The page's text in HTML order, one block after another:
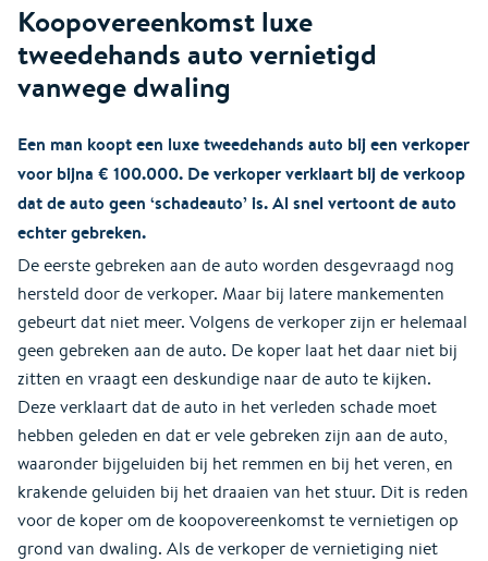
Koopovereenkomst luxe
tweedehands auto vernietigd
vanwege dwaling
Een man koopt een luxe tweedehands auto bij een verkoper
voor bijna € 100.000. De verkoper verklaart bij de verkoop
dat de auto geen ‘schadeauto’ is. Al snel vertoont de auto
echter gebreken.
De eerste gebreken aan de auto worden desgevraagd nog
hersteld door de verkoper. Maar bij latere mankementen
gebeurt dat niet meer. Volgens de verkoper zijn er helemaal
geen gebreken aan de auto. De koper laat het daar niet bij
zitten en vraagt een deskundige naar de auto te kijken.
Deze verklaart dat de auto in het verleden schade moet
hebben geleden en dat er vele gebreken zijn aan de auto,
waaronder bijgeluiden bij het remmen en bij het veren, en
krakende geluiden bij het draaien van het stuur. Dit is reden
voor de koper om de koopovereenkomst te vernietigen op
grond van dwaling. Als de verkoper de vernietiging niet